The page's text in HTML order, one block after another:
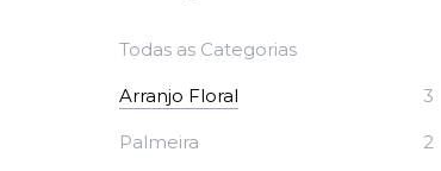
Todas as Categorias
Arranjo Floral 3
Palmeira 2